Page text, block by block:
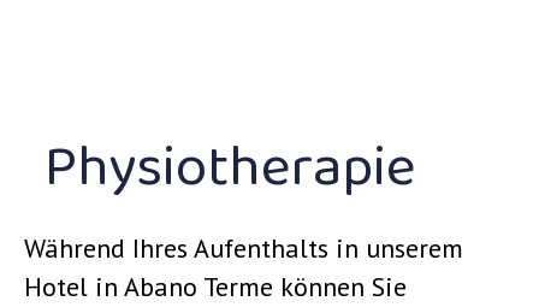
Physiotherapie
Während Ihres Aufenthalts in unserem
Hotel in Abano Terme können Sie